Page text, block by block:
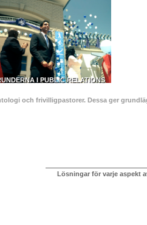
I PUBLIC RELATIONS
och frivilligpastorer. Dessa ger
Lösningar för varje aspekt